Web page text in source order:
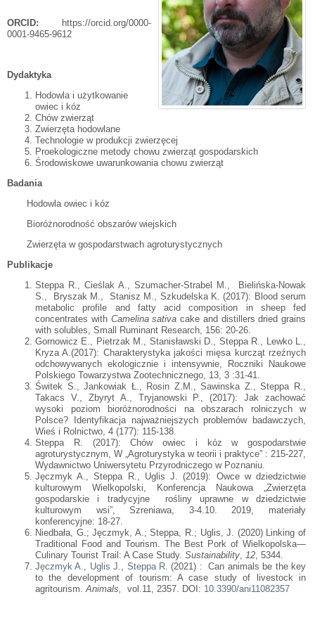
ORCID:
https://orcid.org/0000-
0001-9465-9612
Dydaktyka
Hodowla i użytkowanie
owiec i kóz
Chów zwierząt
Zwierzęta hodowlane
Technologie w produkcji zwierzęcej
Proekologiczne metody chowu zwierząt gospodarskich
Środowiskowe uwarunkowania chowu zwierząt
Badania
Hodowla owiec i kóz
Bioróżnorodność obszarów wiejskich
Zwierzęta w gospodarstwach agroturystycznych
Publikacje
Steppa R., Cieślak A., Szumacher-Strabel M., Bielińska-Nowak
S., Bryszak M., Stanisz M., Szkudelska K. (2017): Blood serum
metabolic profile and fatty acid composition in sheep fed
concentrates with Camelina sativa cake and distillers dried grains
with solubles, Small Ruminant Research, 156: 20-26.
Gornowicz E., Pietrzak M., Stanisławski D., Steppa R., Lewko L.,
Kryza A.(2017): Charakterystyka jakości mięsa kurcząt rzeźnych
odchowywanych ekologicznie i intensywnie, Roczniki Naukowe
Polskiego Towarzystwa Zootechnicznego, 13, 3 :31-41.
Świtek S., Jankowiak Ł., Rosin Z.M., Sawinska Z., Steppa R.,
Takacs V., Zbyryt A., Tryjanowski P., (2017): Jak zachować
wysoki poziom bioróżnorodności na obszarach rolniczych w
Polsce?
Identyfikacja najważniejszych problemów badawczych,
Wieś i Rolnictwo, 4 (177): 115-138.
Steppa R. (2017): Chów owiec i kóz w gospodarstwie
agroturystycznym, W „Agroturystyka w teorii i praktyce” : 215-227,
Wydawnictwo Uniwersytetu Przyrodniczego w Poznaniu.
Jęczmyk A., Steppa R., Uglis J. (2019): Owce w dziedzictwie
kulturowym Wielkopolski, Konferencja Naukowa „Zwierzęta
gospodarskie i tradycyjne rośliny uprawne w dziedzictwie
kulturowym wsi”, Szreniawa, 3-4.10.2019, materiały
konferencyjne: 18-27.
Niedbała, G.; Jęczmyk, A.; Steppa, R.; Uglis, J. (2020) Linking of
Traditional Food and Tourism. The Best Pork of Wielkopolska—
Culinary Tourist Trail: A Case Study. Sustainability, 12, 5344.
Jęczmyk A., Uglis J., Steppa R. (2021) : Can animals be the key
to the development of tourism: A case study of livestock in
agritourism.Animals, vol.11, 2357. DOI: 10.3390/ani11082357